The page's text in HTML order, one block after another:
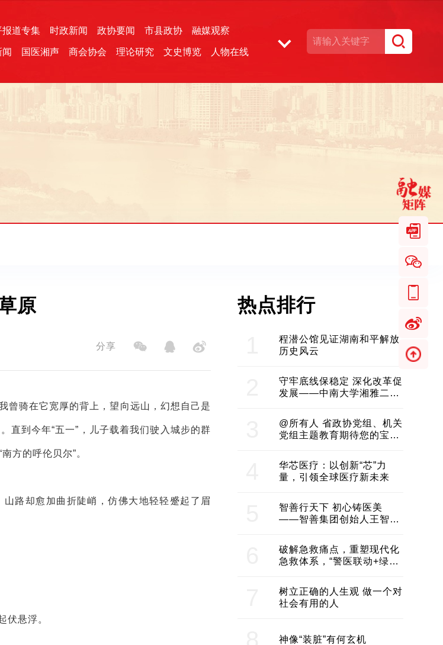
报道专集 时政新闻 政协要闻 市县政协 融媒观察
国医湘声 商会协会 理论研究 文史博览 人物在线
原
分享
曾骑在它宽厚的背上，望向远山，幻想自己是
直到今年“五一”，儿子载着我们驶入城步的群
方的呼伦贝尔”。
路却愈加曲折陡峭，仿佛大地轻轻蹙起了眉
伏悬浮。
热点排行
程潜公馆见证湖南和平解放
历史风云
守牢底线保稳定 深化改革促
发展——中南大学湘雅二医
@所有人 省政协党组、机关
党组主题教育期待您的宝贵
华芯医疗：以创新“芯”力
量，引领全球医疗新未来
智善行天下 初心铸医美
——智善集团创始人王智带
建医美产业良性生态圈
破解急救痛点，重塑现代化
急救体系，“警医联动+绿波
树立正确的人生观 做一个对
社会有用的人
神像“装脏”有何玄机